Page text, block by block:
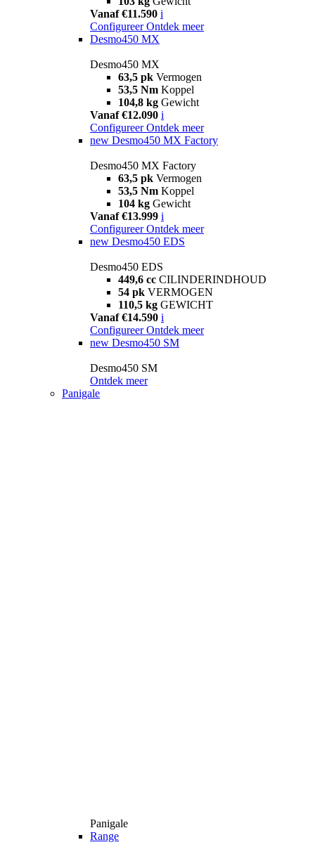
Vanaf €11.590 i
Configureer Ontdek meer
Desmo450 MX
Desmo450 MX
63,5 pk Vermogen
53,5 Nm Koppel
104,8 kg Gewicht
Vanaf €12.090 i
Configureer Ontdek meer
new Desmo450 MX Factory
Desmo450 MX Factory
63,5 pk Vermogen
53,5 Nm Koppel
104 kg Gewicht
Vanaf €13.999 i
Configureer Ontdek meer
new Desmo450 EDS
Desmo450 EDS
449,6 cc CILINDERINDHOUD
54 pk VERMOGEN
110,5 kg GEWICHT
Vanaf €14.590 i
Configureer Ontdek meer
new Desmo450 SM
Desmo450 SM
Ontdek meer
Panigale
Panigale
Range